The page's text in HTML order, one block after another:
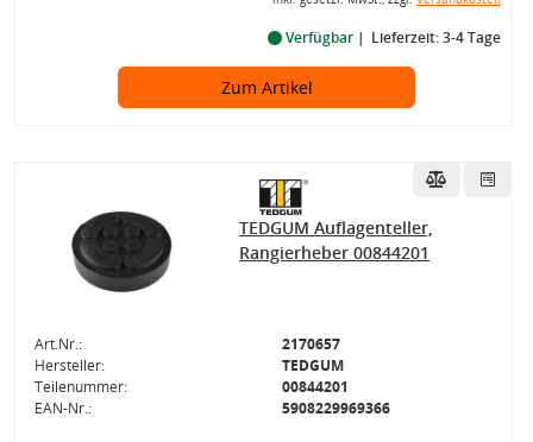
Verfügbar Lieferzeit: 3-4 Tage
Zum Artikel
TEDGUM Auflagenteller,
Rangierheber 00844201
Art.Nr.:
2170657
Hersteller:
TEDGUM
Teilenummer:
00844201
EAN-Nr.:
5908229969366